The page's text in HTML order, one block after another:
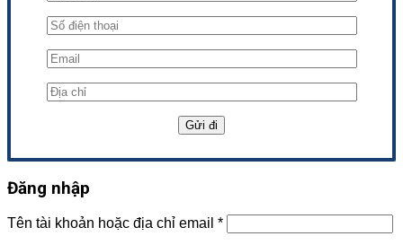
Đăng nhập
Tên tài khoản hoặc địa chỉ email *